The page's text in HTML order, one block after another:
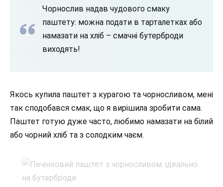
Чорнослив надав чудового смаку
паштету: можна подати в тарталетках або
намазати на хліб – смачні бутерброди
виходять!
Якось купила паштет з курагою та чорносливом, мені
так сподобався смак, що я вирішила зробити сама.
Паштет готую дуже часто, любимо намазати на білий
або чорний хліб та з солодким чаєм.